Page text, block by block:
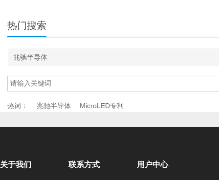
热门搜索
兆驰半导体
热词： 兆驰半导体 MicroLED专利
关于我们 联系方式 用户中心